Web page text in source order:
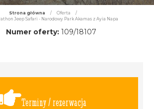
Strona główna / Oferta
/
Jeep Safari - Narodowy Park Akamas z Ayia Napa
Numer oferty: 109/18107
Terminy / rezerwacja